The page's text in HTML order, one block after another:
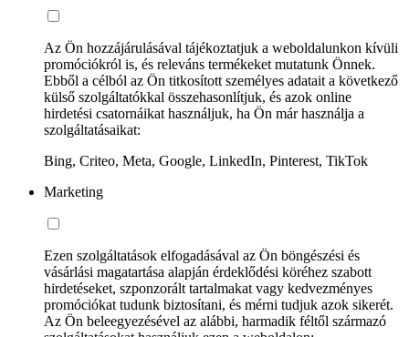
Az Ön hozzájárulásával tájékoztatjuk a weboldalunkon kívüli
promóciókról is, és releváns termékeket mutatunk Önnek.
Ebből a célból az Ön titkosított személyes adatait a következő
külső szolgáltatókkal összehasonlítjuk, és azok online
hirdetési csatornáikat használjuk, ha Ön már használja a
szolgáltatásaikat:
Bing, Criteo, Meta, Google, LinkedIn, Pinterest, TikTok
Marketing
Ezen szolgáltatások elfogadásával az Ön böngészési és
vásárlási magatartása alapján érdeklődési köréhez szabott
hirdetéseket, szponzorált tartalmakat vagy kedvezményes
promóciókat tudunk biztosítani, és mérni tudjuk azok sikerét.
Az Ön beleegyezésével az alábbi, harmadik féltől származó